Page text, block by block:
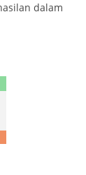
dalam